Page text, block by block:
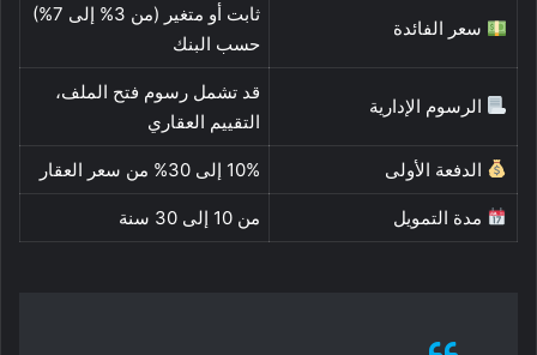
سعر الفائدة
ثابت أو متغير (من 3% إلى 7%)
حسب البنك
الرسوم الإدارية
قد تشمل رسوم فتح الملف،
التقييم العقاري
الدفعة الأولى 10% إلى 30% من سعر العقار
مدة التمويل من 10 إلى 30 سنة